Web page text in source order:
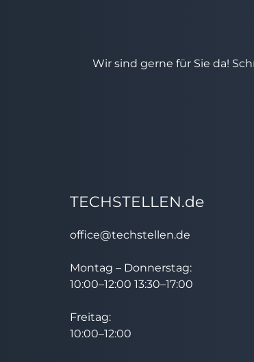
Wir sind gerne für Sie da!
TECHSTELLEN.de
office@techstellen.de
Montag – Donnerstag:
10:00–12:00 13:30–17:00
Freitag:
10:00–12:00